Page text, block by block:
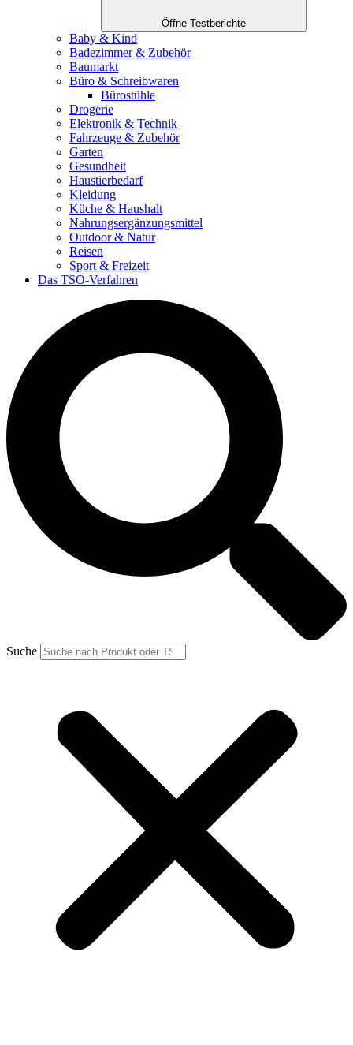
Öffne Testberichte
Baby & Kind
Badezimmer & Zubehör
Baumarkt
Büro & Schreibwaren
Bürostühle
Drogerie
Elektronik & Technik
Fahrzeuge & Zubehör
Garten
Gesundheit
Haustierbedarf
Kleidung
Küche & Haushalt
Nahrungsergänzungsmittel
Outdoor & Natur
Reisen
Sport & Freizeit
Das TSO-Verfahren
Suche